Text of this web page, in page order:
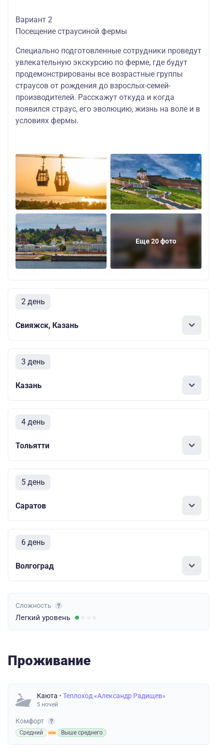
Вариант 2
Посещение страусиной фермы
Специально подготовленные сотрудники проведут
увлекательную экскурсию по ферме, где будут
продемонстрированы все возрастные группы
страусов от рождения до взрослых-семей-
производителей. Расскажут откуда и когда
появился страус, его эволюцию, жизнь на воле и в
условиях фермы.
Еще 20 фото
2 день
Свияжск, Казань
3 день
Казань
4 день
Тольятти
5 день
Саратов
6 день
Волгоград
Сложность
Легкий уровень
Проживание
Каюта • Теплоход «Александр Радищев»
5 ночей
Комфорт
Средний Выше среднего